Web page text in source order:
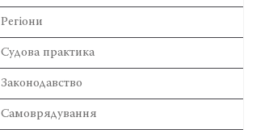
Регіони
Cудова практика
Законодавство
Самоврядування